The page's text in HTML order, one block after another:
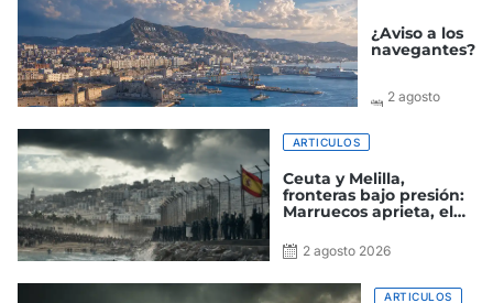
¿Aviso a los
navegantes?
2 agosto
ARTICULOS
Ceuta y Melilla,
fronteras bajo presión:
Marruecos aprieta, el
España paga el precio
2 agosto 2026
ARTICULOS